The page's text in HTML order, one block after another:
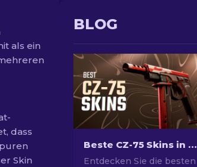
als ein
dass
Skin
BLOG
Beste CZ-75 Skins in CS2 von Günstig bis Am Teuersten
Entdecken Sie die besten